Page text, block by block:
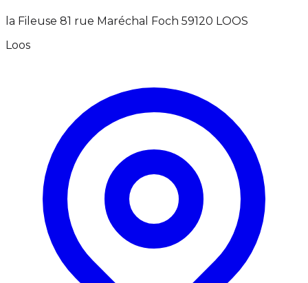
la Fileuse 81 rue Maréchal Foch 59120 LOOS
Loos